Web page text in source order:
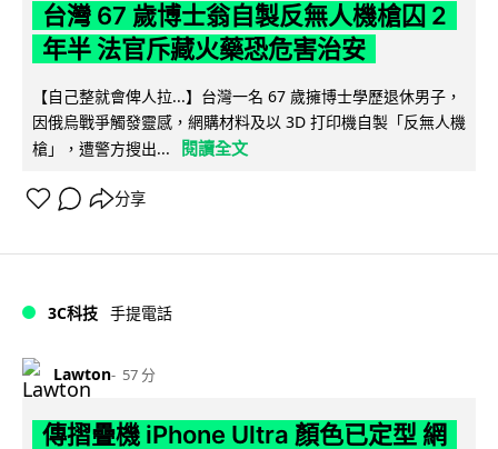
台灣 67 歲博士翁自製反無人機槍囚 2
年半 法官斥藏火藥恐危害治安
【自己整就會俾人拉...】台灣一名 67 歲擁博士學歷退休男子，
因俄烏戰爭觸發靈感，網購材料及以 3D 打印機自製「反無人機
槍」，遭警方搜出...
閱讀全文
分享
3C科技 手提電話
Lawton 57 分
傳摺疊機 iPhone Ultra 顏色已定型 網